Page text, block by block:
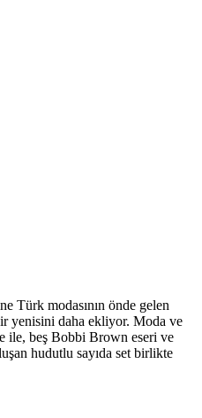
Türk modasının önde gelen
yenisini daha ekliyor. Moda ve
ile, beş Bobbi Brown eseri ve
hudutlu sayıda set birlikte